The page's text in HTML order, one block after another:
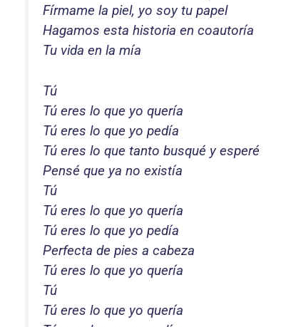
Fírmame la piel, yo soy tu papel
Hagamos esta historia en coautoría
Tu vida en la mía
Tú
Tú eres lo que yo quería
Tú eres lo que yo pedía
Tú eres lo que tanto busqué y esperé
Pensé que ya no existía
Tú
Tú eres lo que yo quería
Tú eres lo que yo pedía
Perfecta de pies a cabeza
Tú eres lo que yo quería
Tú
Tú eres lo que yo quería